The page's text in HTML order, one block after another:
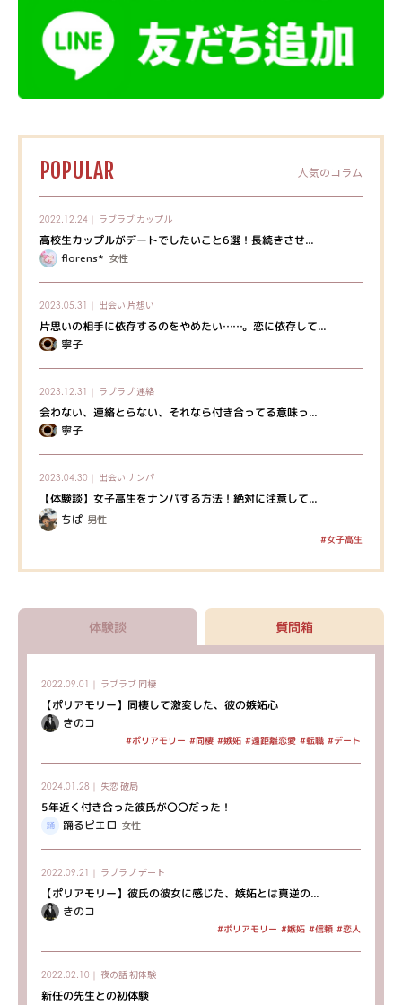
POPULAR 人気のコラム
2022.12.24｜ ラブラブ カップル
高校生カップルがデートでしたいこと6選！長続きさせ...
florens* 女性
2023.05.31｜ 出会い 片想い
片思いの相手に依存するのをやめたい……。恋に依存して...
寧子
2023.12.31｜ ラブラブ 連絡
会わない、連絡とらない、それなら付き合ってる意味っ...
寧子
2023.04.30｜ 出会い ナンパ
【体験談】女子高生をナンパする方法！絶対に注意して...
ちぱ 男性
#女子高生
体験談 質問箱
2022.09.01｜ ラブラブ 同棲
【ポリアモリー】同棲して激変した、彼の嫉妬心
きのコ
#ポリアモリー #同棲 #嫉妬 #遠距離恋愛 #転職 #デート
2024.01.28｜ 失恋破局
5年近く付き合った彼氏が〇〇だった！
踊るピエロ 女性
2022.09.21｜ ラブラブ デート
【ポリアモリー】彼氏の彼女に感じた、嫉妬とは真逆の...
きのコ
#ポリアモリー #嫉妬 #信頼 #恋人
2022.02.10｜ 夜の話初体験
新任の先生との初体験